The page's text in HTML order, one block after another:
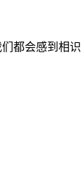
都会感到相